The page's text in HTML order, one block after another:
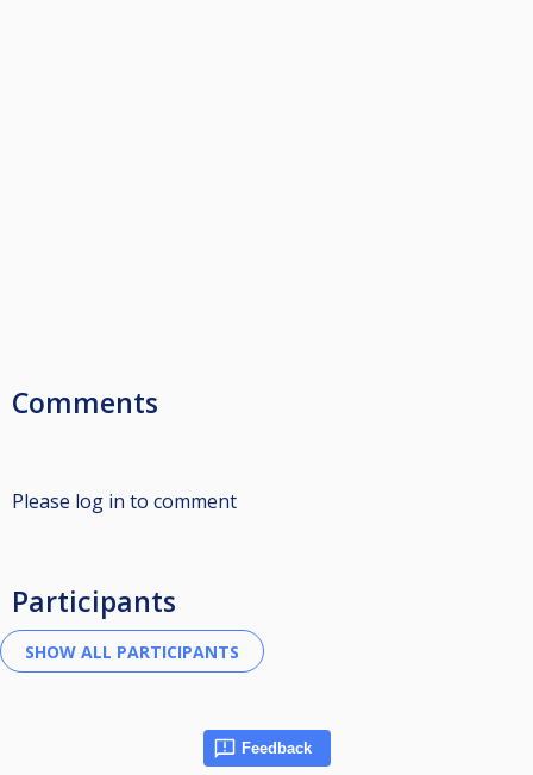
Comments
Please log in to comment
Participants
Feedback